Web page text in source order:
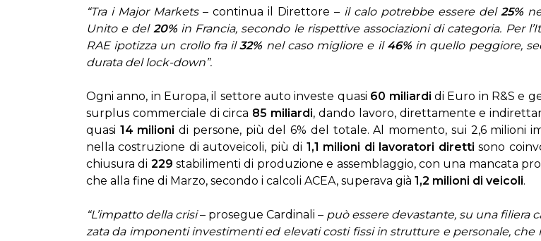
“Tra i Ma­jor Mar­ke­ts – con­ti­nua il Di­ret­to­re – il ca­lo po­treb­be es­se­re del 25%
Uni­to e del 20% in Fran­cia, se­con­do le ri­spet­ti­ve as­so­cia­zio­ni di ca­te­go­ria. Per
RAE ipo­tiz­za un crol­lo fra il32% nel ca­so mi­glio­re e il 46%in quel­lo peg­gio­re,
du­ra­ta del lock-do­wn”.
Ogni an­no, in Eu­ro­pa, il set­to­re au­to in­ve­ste qua­si 60 mi­liar­di di Eu­ro in R&S e
sur­plus com­mer­cia­le di cir­ca 85 mi­liar­di, dan­do la­vo­ro, di­ret­ta­men­te e
qua­si 14 mi­lio­ni di per­so­ne, più del 6% del to­ta­le. Al mo­men­to, sui 2,6 mi­lio­ni
nel­la co­stru­zio­ne di au­to­vei­co­li, più di 1,1 mi­lio­ni di la­vo­ra­to­ri di­ret­tiso­no
chiu­su­ra di 229 sta­bi­li­men­ti di pro­du­zio­ne e as­sem­blag­gio, con una man­ca­ta
che al­la fi­ne di Mar­zo, se­con­do i cal­co­li ACEA, su­pe­ra­va già 1,2 mi­lio­ni di vei­co­li.
“L’im­pat­to del­la cri­si– pro­se­gue Car­di­na­li – può es­se­re de­va­stan­te, su una fi­lie­ra
za­ta da im­po­nen­ti in­ve­sti­men­ti ed ele­va­ti co­sti fis­si in strut­tu­re e per­so­na­le, che